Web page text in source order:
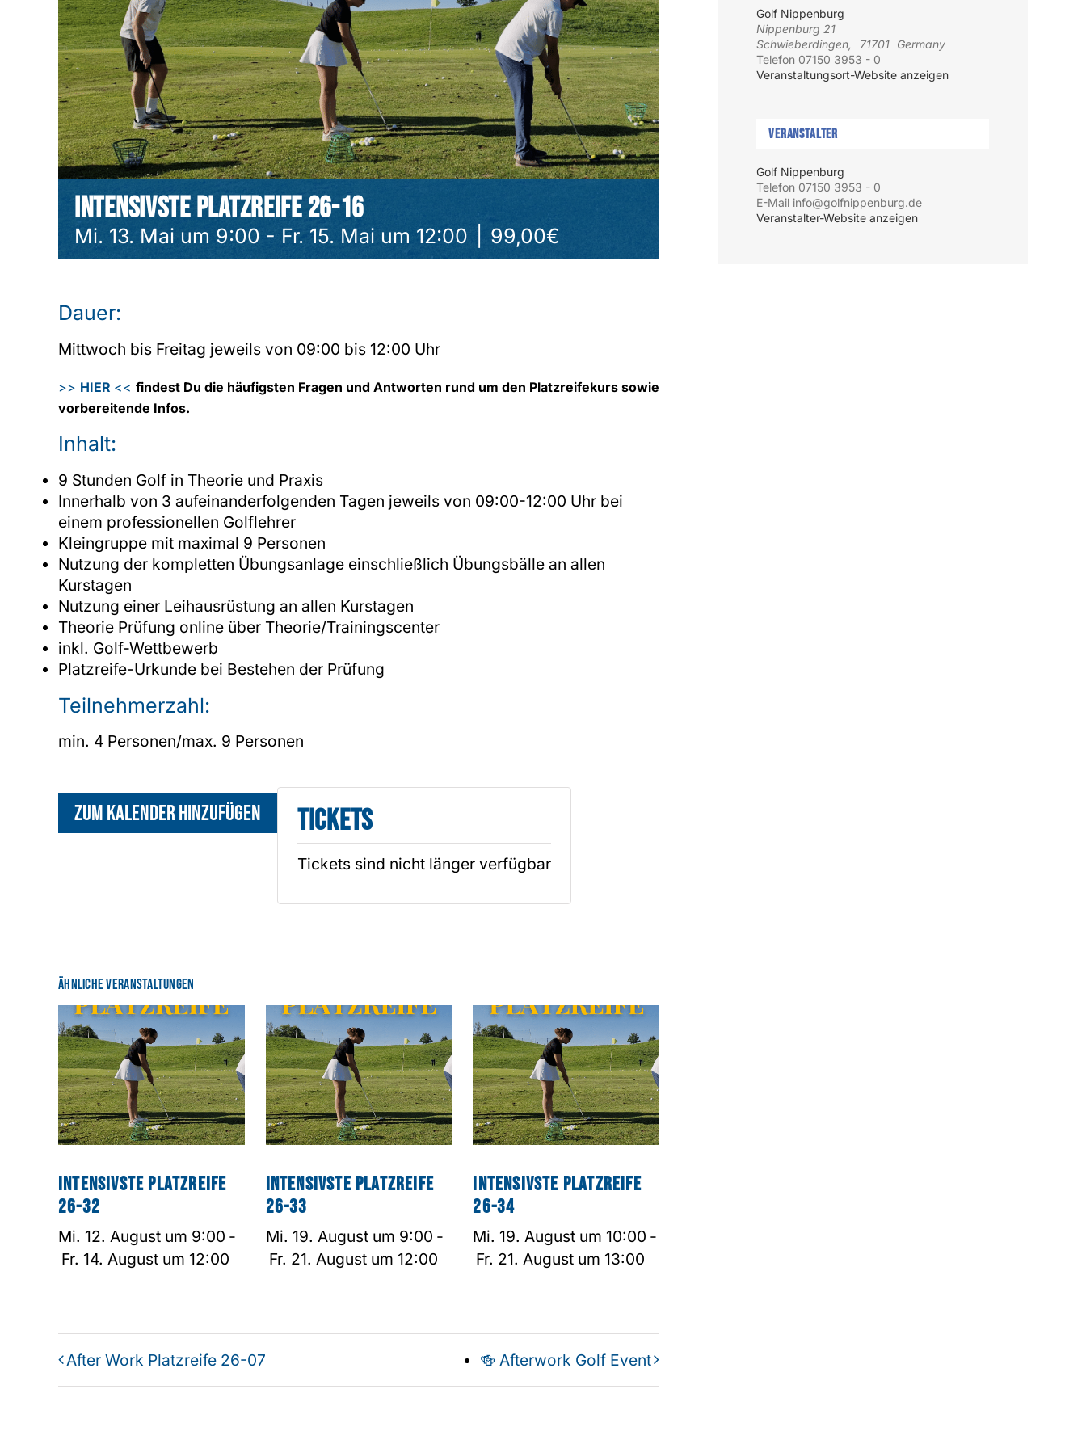
Intensivste Platzreife 26-16
Mi. 13. Mai um 9:00 - Fr. 15. Mai um 12:00 99,00€
Dauer:
Mittwoch bis Freitag jeweils von 09:00 bis 12:00 Uhr
>> HIER << findest Du die häufigsten Fragen und Antworten rund um den Platzreifekurs sowie
vorbereitende Infos.
Inhalt:
9 Stunden Golf in Theorie und Praxis
Innerhalb von 3 aufeinanderfolgenden Tagen jeweils von 09:00-12:00 Uhr bei
einem professionellen Golflehrer
Kleingruppe mit maximal 9 Personen
Nutzung der kompletten Übungsanlage einschließlich Übungsbälle an allen
Kurstagen
Nutzung einer Leihausrüstung an allen Kurstagen
Theorie Prüfung online über Theorie/Trainingscenter
inkl. Golf-Wettbewerb
Platzreife-Urkunde bei Bestehen der Prüfung
Teilnehmerzahl:
min. 4 Personen/max. 9 Personen
Zum Kalender hinzufügen Tickets
Tickets sind nicht länger verfügbar
Ähnliche Veranstaltungen
Intensivste Platzreife
26-32
Mi. 12. August um 9:00 -
Fr. 14. August um 12:00
Intensivste Platzreife
26-33
Mi. 19. August um 9:00 -
Fr. 21. August um 12:00
Intensivste Platzreife
26-34
Mi. 19. August um 10:00 -
Fr. 21. August um 13:00
After Work Platzreife 26-07 🍻 Afterwork Golf Event
Golf Nippenburg
Nippenburg 21
Schwieberdingen, 71701
Germany
Telefon 07150 3953 - 0
Veranstaltungsort-Website anzeigen
Veranstalter
Golf Nippenburg
Telefon 07150 3953 - 0
E-Mail info@golfnippenburg.de
Veranstalter-Website anzeigen